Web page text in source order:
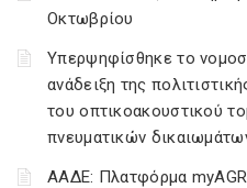
Οκτωβρίου
Υπερψηφίσθηκε το
ανάδειξη της
του οπτικοακουστικού
πνευματικών
ΑΑΔΕ: Πλατφόρμα